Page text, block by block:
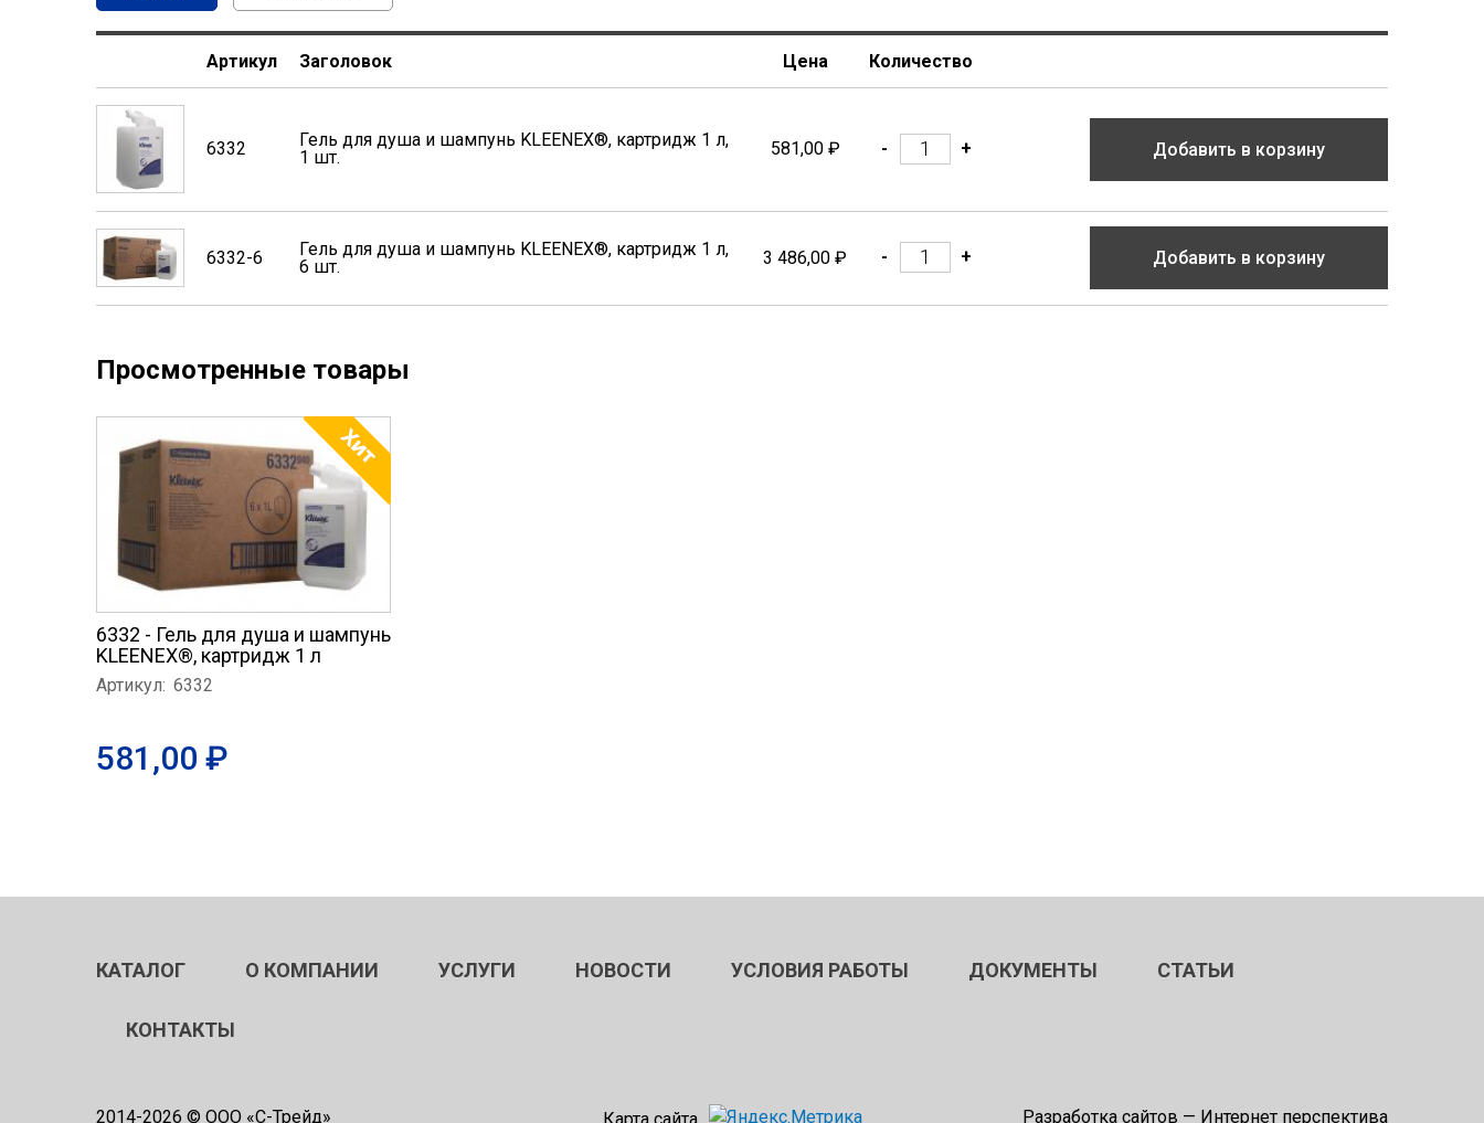
Артикул Заголовок Цена Количество
6332
Гель для душа и шампунь KLEENEX®, картридж 1 л,
1 шт.
581,00 ₽ - +
6332-6
Гель для душа и шампунь KLEENEX®, картридж 1 л,
6 шт.
3 486,00 ₽ - +
Просмотренные товары
6332 - Гель для душа и шампунь
KLEENEX®, картридж 1 л
Артикул: 6332
581,00 ₽
КАТАЛОГ О КОМПАНИИ УСЛУГИ НОВОСТИ УСЛОВИЯ РАБОТЫ ДОКУМЕНТЫ СТАТЬИ
КОНТАКТЫ
2014-2026 © ООО «С-Трейд» Разработка сайтов — Интернет перспектива